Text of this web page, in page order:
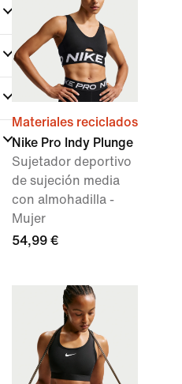
Materiales reciclados
Nike Pro Indy Plunge
Sujetador deportivo
de sujeción media
con almohadilla -
Mujer
54,99 €